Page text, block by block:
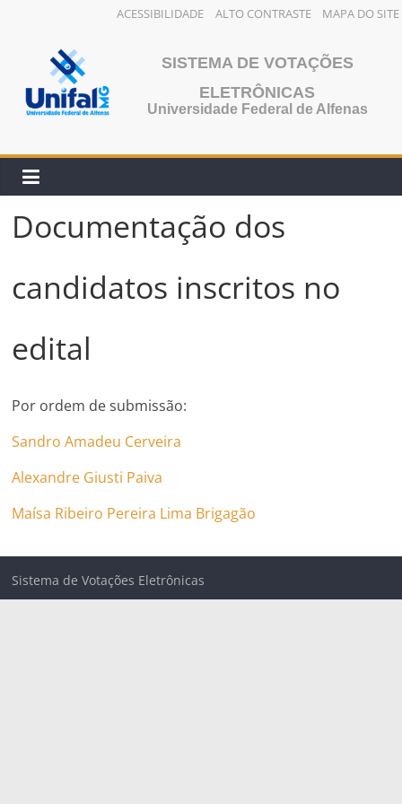
ACESSIBILIDADE ALTO CONTRASTE MAPA DO SITE
conteúdo
SISTEMA DE VOTAÇÕES
ELETRÔNICAS
Universidade Federal de Alfenas
Documentação dos
candidatos inscritos no
edital
Por ordem de submissão:
Sandro Amadeu Cerveira
Alexandre Giusti Paiva
Maísa Ribeiro Pereira Lima Brigagão
Sistema de Votações Eletrônicas